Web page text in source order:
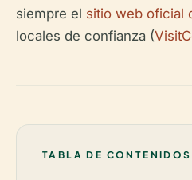
siempre el sitio web oficial
locales de confianza (
TABLA DE CONTENIDOS